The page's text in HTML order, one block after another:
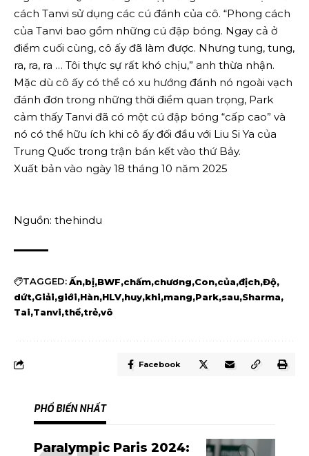
cách Tanvi sử dụng các cú đánh của cô. “Phong cách
của Tanvi bao gồm những cú đập bóng. Ngay cả ở
điểm cuối cùng, cô ấy đã làm được. Nhưng tung, tung,
ra, ra, ra … Tôi thực sự rất khó chịu,” anh thừa nhận.
Mặc dù cô ấy có thể có xu hướng đánh nó ngoài vạch
đánh đơn trong những thời điểm quan trọng, Park
cảm thấy Tanvi đã có một cú đập bóng “cấp cao” và
nó có thể hữu ích khi cô ấy đối đầu với Liu Si Ya của
Trung Quốc trong trận bán kết vào thứ Bảy.
Xuất bản vào ngày 18 tháng 10 năm 2025
Nguồn: thehindu
TAGGED:Ấn bị BWF chấm chương Con của địch Độ
dứt Giải giới Hàn HLV huy khi mang Park sau Sharma
Tai Tanvi thể trẻ vô
Facebook
PHỔ BIẾN NHẤT
Paralympic Paris 2024: